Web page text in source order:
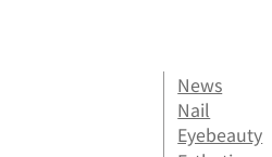
News
Nail
Eyebeauty